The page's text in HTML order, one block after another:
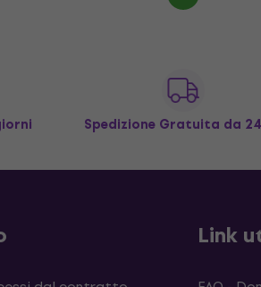
Spedizione Gratuita da
Link